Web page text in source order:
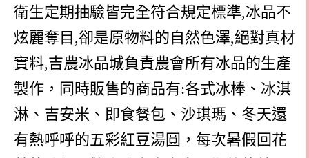
衛生定期抽驗皆完全符合規定標準,冰品不
炫麗奪目,卻是原物料的自然色澤,絕對真材
實料,吉農冰品城負責農會所有冰品的生產
製作，同時販售的商品有:各式冰棒、冰淇
淋、吉安米、即食餐包、沙琪瑪、冬天還
有熱呼呼的五彩紅豆湯圓，每次暑假回花